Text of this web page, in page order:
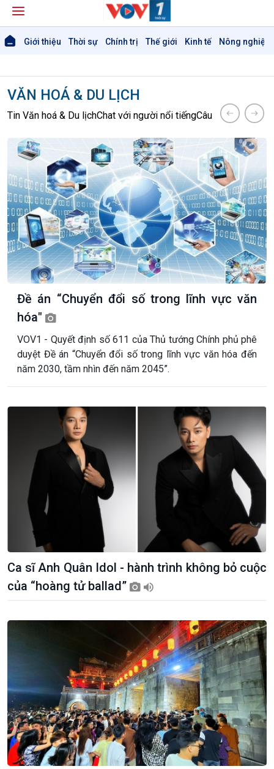
Giới thiệu Thời sự Chính trị Thế giới Kinh tế Nông nghiệp
Thời sự 6h
Thời sự 12h
Thời sự 18h
Thời sự 21h30
Bản tin
Chuyên mục
Theo dòng Thời sự
VĂN HOÁ & DU LỊCH
Tin Văn hoá & Du lịchChat với người nổi tiếngCâu chuyện Thể
Đề án “Chuyển đổi số trong lĩnh vực văn
hóa"
VOV1 - Quyết định số 611 của Thủ tướng Chính phủ phê
duyệt Đề án “Chuyển đổi số trong lĩnh vực văn hóa đến
năm 2030, tầm nhìn đến năm 2045”.
Ca sĩ Anh Quân Idol - hành trình không bỏ cuộc
của “hoàng tử ballad”